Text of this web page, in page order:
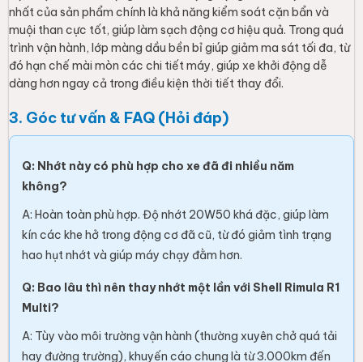
nhất của sản phẩm chính là khả năng kiểm soát cặn bẩn và
muội than cực tốt, giúp làm sạch động cơ hiệu quả. Trong quá
trình vận hành, lớp màng dầu bền bỉ giúp giảm ma sát tối đa, từ
đó hạn chế mài mòn các chi tiết máy, giúp xe khởi động dễ
dàng hơn ngay cả trong điều kiện thời tiết thay đổi.
3. Góc tư vấn & FAQ (Hỏi đáp)
Q: Nhớt này có phù hợp cho xe đã đi nhiều năm
không?
A: Hoàn toàn phù hợp. Độ nhớt 20W50 khá đặc, giúp làm
kín các khe hở trong động cơ đã cũ, từ đó giảm tình trạng
hao hụt nhớt và giúp máy chạy đằm hơn.
Q: Bao lâu thì nên thay nhớt một lần với Shell Rimula R1
Multi?
A: Tùy vào môi trường vận hành (thường xuyên chở quá tải
hay đường trường), khuyến cáo chung là từ 3.000km đến